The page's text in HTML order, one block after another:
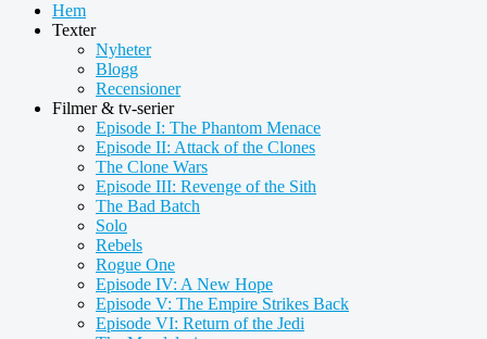
Hem
Texter
Nyheter
Blogg
Recensioner
Filmer & tv-serier
Episode I: The Phantom Menace
Episode II: Attack of the Clones
The Clone Wars
Episode III: Revenge of the Sith
The Bad Batch
Solo
Rebels
Rogue One
Episode IV: A New Hope
Episode V: The Empire Strikes Back
Episode VI: Return of the Jedi